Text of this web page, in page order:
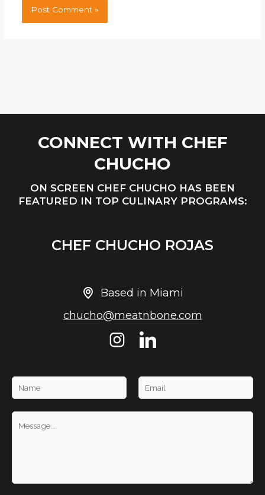
CONNECT WITH CHEF
CHUCHO
ON SCREEN CHEF CHUCHO HAS BEEN
FEATURED IN TOP CULINARY PROGRAMS:
CHEF CHUCHO ROJAS
Based in Miami
chucho@meatnbone.com